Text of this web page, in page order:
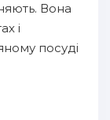
Вона
і
посуді